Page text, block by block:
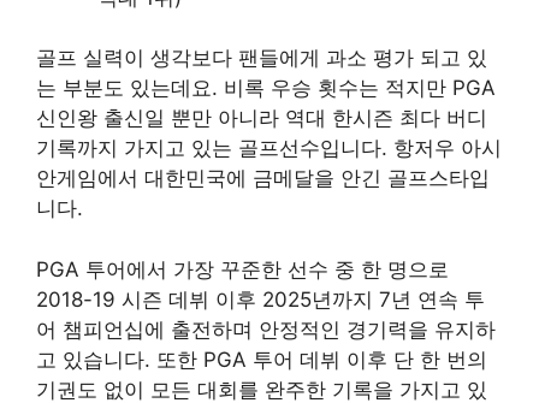
골프 실력이 생각보다 팬들에게 과소 평가 되고 있
는 부분도 있는데요. 비록 우승 횟수는 적지만 PGA
신인왕 출신일 뿐만 아니라 역대 한시즌 최다 버디
기록까지 가지고 있는 골프선수입니다. 항저우 아시
안게임에서 대한민국에 금메달을 안긴 골프스타입
니다.
PGA 투어에서 가장 꾸준한 선수 중 한 명으로
2018-19 시즌 데뷔 이후 2025년까지 7년 연속 투
어 챔피언십에 출전하며 안정적인 경기력을 유지하
고 있습니다. 또한 PGA 투어 데뷔 이후 단 한 번의
기권도 없이 모든 대회를 완주한 기록을 가지고 있